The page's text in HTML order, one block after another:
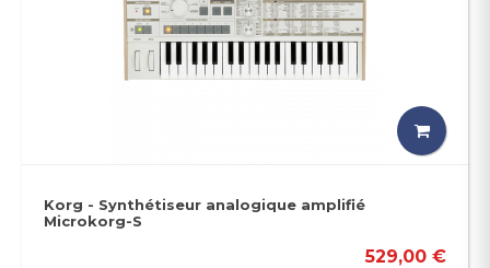
Korg - Synthétiseur analogique amplifié
Microkorg-S
529,00 €